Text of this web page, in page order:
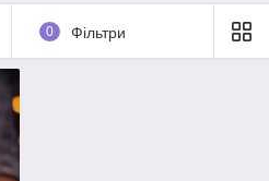
0 Фільтри